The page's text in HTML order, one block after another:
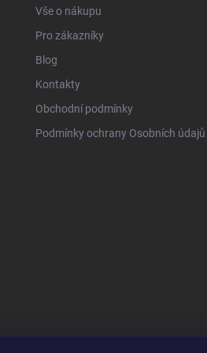
Vše o nákupu
Pro zákazníky
Blog
Kontakty
Obchodní podmínky
Podmínky ochrany Osobních údajů